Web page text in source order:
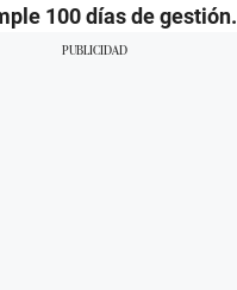
100 días de gestión.